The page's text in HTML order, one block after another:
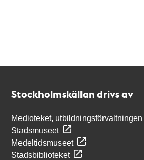
Stockholmskällan drivs av
Medioteket, utbildningsförvaltningen
Stadsmuseet
Medeltidsmuseet
Stadsbiblioteket